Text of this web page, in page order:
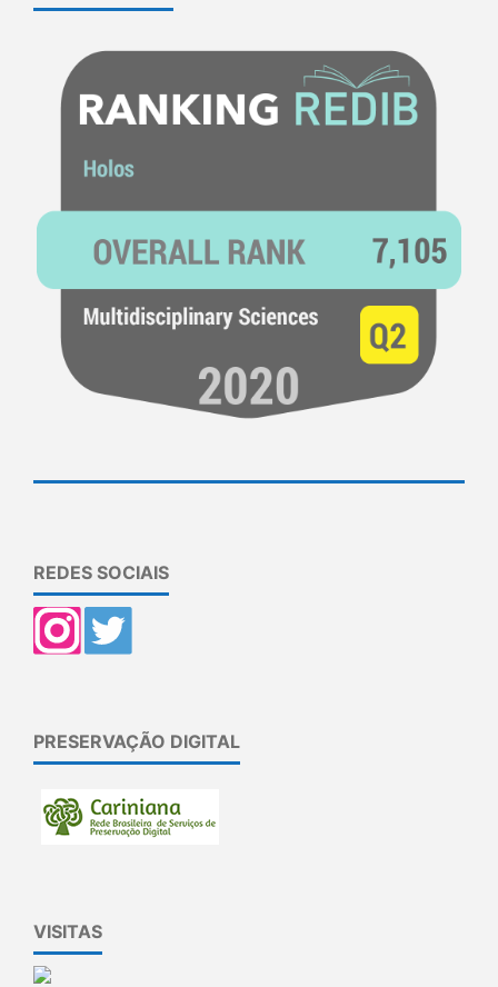
REDES SOCIAIS
PRESERVAÇÃO DIGITAL
VISITAS